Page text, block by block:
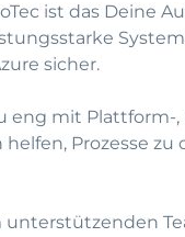
ist das Deine
sicher.
mit Plattform-
Prozesse